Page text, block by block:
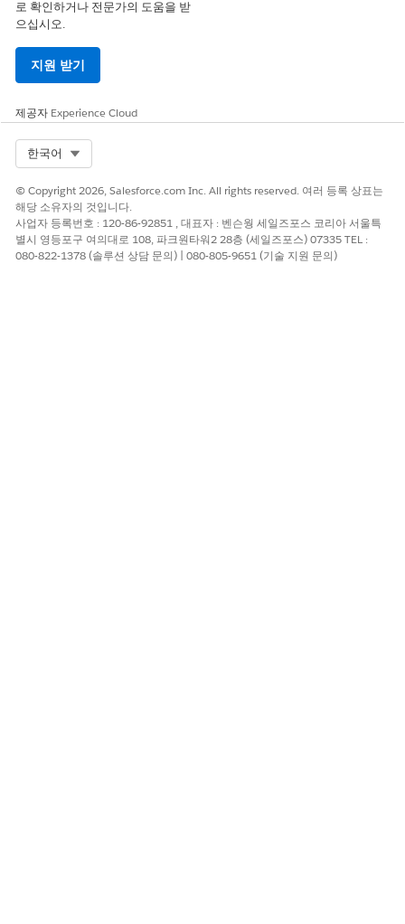
로 확인하거나 전문가의 도움을 받
으십시오.
지원 받기
제공자 Experience Cloud
한국어
© Copyright 2026, Salesforce.com Inc. All rights reserved. 여러 등록 상표는
해당 소유자의 것입니다.
사업자 등록번호 : 120-86-92851 , 대표자 : 벤슨웡 세일즈포스 코리아 서울특
별시 영등포구 여의대로 108, 파크원타워2 28층 (세일즈포스) 07335 TEL :
080-822-1378 (솔루션 상담 문의) | 080-805-9651 (기술 지원 문의)